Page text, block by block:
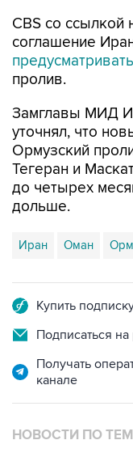
CBS со ссылкой
соглашение
пролив.
Замглавы МИД
уточнял, что
Ормузский
Тегеран и
до четырех
дольше.
Иран Оман
Купить
Подписаться
Получать
канале
НОВОСТИ ПО